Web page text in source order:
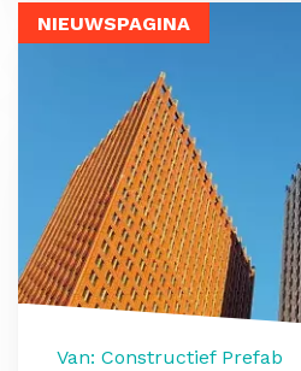
NIEUWSPAGINA
Van: Constructief Prefab